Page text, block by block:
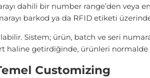
dahili bir number range’den veya
barkod ya da RFID etiketi
Sistem; ürün, batch ve seri
haline getirdiğinde, ürünleri normalde
Customizing